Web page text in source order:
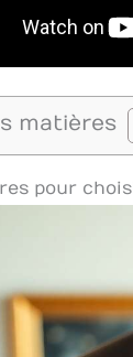
matières
pour